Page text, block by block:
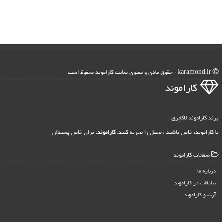
كاراموند
برند کاراموند لاکچری
با کاراموند، خاص باشید ، تجمل را تجربه کنید.کاراموند: برای خاص پسندان
صفحات كاراموند
درباره ما
تبلیغات در كاراموند
آرشیو كاراموند